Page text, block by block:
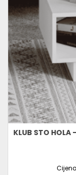
KLUB STO HOLA